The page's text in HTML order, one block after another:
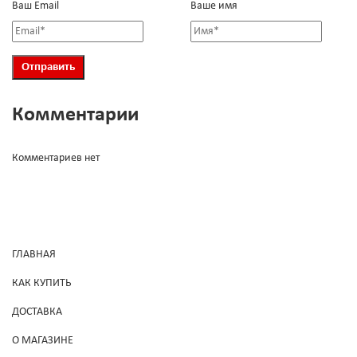
Ваш Email Ваше имя
Комментарии
Комментариев нет
ГЛАВНАЯ
КАК КУПИТЬ
ДОСТАВКА
О МАГАЗИНЕ